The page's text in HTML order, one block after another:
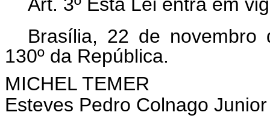
Brasília, 22 de novembro
130º da República.
MICHEL TEMER
Esteves Pedro Colnago Junior